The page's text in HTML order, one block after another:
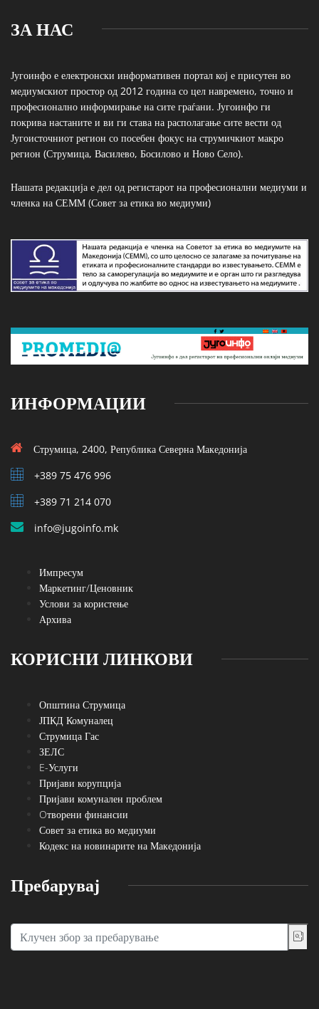
ЗА НАС
Југоинфо е електронски информативен портал кој е присутен во
медиумскиот простор од 2012 година со цел навремено, точно и
професионално информирање на сите граѓани. Југоинфо ги
покрива настаните и ви ги става на располагање сите вести од
Југоисточниот регион со посебен фокус на струмичкиот макро
регион (Струмица, Василево, Босилово и Ново Село).
Нашата редакција е дел од регистарот на професионални медиуми и
членка на СЕММ (Совет за етика во медиуми)
ИНФОРМАЦИИ
Струмица, 2400, Република Северна Македонија
+389 75 476 996
+389 71 214 070
info@jugoinfo.mk
Импресум
Маркетинг/Ценовник
Услови за користење
Архива
КОРИСНИ ЛИНКОВИ
Општина Струмица
ЈПКД Комуналец
Струмица Гас
ЗЕЛС
E-Услуги
Пријави корупција
Пријави комунален проблем
Oтворени финансии
Совет за етика во медиуми
Кодекс на новинарите на Македонија
Пребарувај